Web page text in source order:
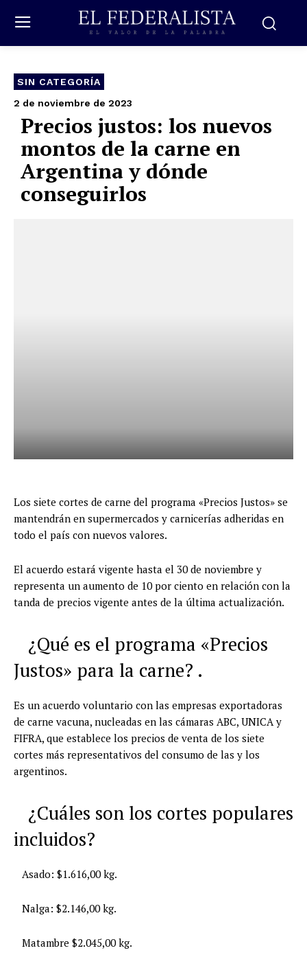
SIN CATEGORÍA
2 de noviembre de 2023
Precios justos: los nuevos
montos de la carne en
Argentina y dónde
conseguirlos
Los siete cortes de carne del programa «Precios Justos» se
mantendrán en supermercados y carnicerías adheridas en
todo el país con nuevos valores.
El acuerdo estará vigente hasta el 30 de noviembre y
representa un aumento de 10 por ciento en relación con la
tanda de precios vigente antes de la última actualización.
¿Qué es el programa «Precios
Justos» para la carne? .
Es un acuerdo voluntario con las empresas exportadoras
de carne vacuna, nucleadas en las cámaras ABC, UNICA y
FIFRA, que establece los precios de venta de los siete
cortes más representativos del consumo de las y los
argentinos.
¿Cuáles son los cortes populares
incluidos?
Asado: $1.616,00 kg.
Nalga: $2.146,00 kg.
Matambre $2.045,00 kg.